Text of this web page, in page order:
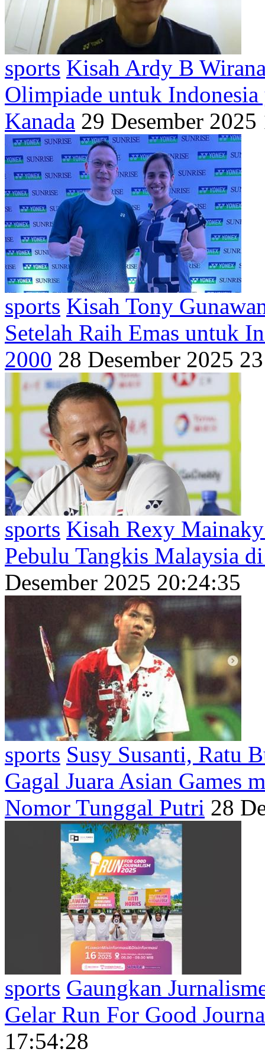
sports Kisah Ardy B
Olimpiade untuk
Kanada 29 Desember
sports Kisah Tony
Setelah Raih Emas untuk
2000 28 Desember 2025
sports Kisah Rexy
Pebulu Tangkis Malaysia
Desember 2025 20:24:35
sports Susy Susanti, Ratu
Gagal Juara Asian Games
Nomor Tunggal Putri 28
sports Gaungkan
Gelar Run For Good
17:54:28